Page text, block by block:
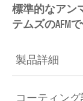
標準的なアン
テムズのAFM
製品詳細
コーティン